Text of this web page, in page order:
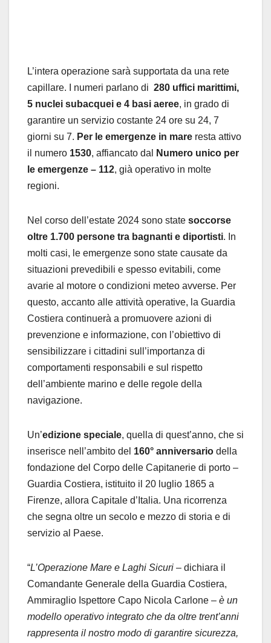
L’intera operazione sarà supportata da una rete
capillare. I numeri parlano di 280 uffici marittimi,
5 nuclei subacquei e 4 basi aeree, in grado di
garantire un servizio costante 24 ore su 24, 7
giorni su 7. Per le emergenze in mare resta attivo
il numero 1530, affiancato dal
Numero unico per
le emergenze – 112, già operativo in molte
regioni.
Nel corso dell’estate 2024 sono state soccorse
oltre 1.700 persone tra bagnanti e diportisti. In
molti casi, le emergenze sono state causate da
situazioni prevedibili e spesso evitabili, come
avarie al motore o condizioni meteo avverse. Per
questo, accanto alle attività operative, la Guardia
Costiera continuerà a promuovere azioni di
prevenzione e informazione, con l’obiettivo di
sensibilizzare i cittadini sull’importanza di
comportamenti responsabili e sul rispetto
dell’ambiente marino e delle regole della
navigazione.
Un’edizione speciale, quella di quest’anno, che si
inserisce nell’ambito del 160° anniversario della
fondazione del Corpo delle Capitanerie di porto –
Guardia Costiera, istituito il 20 luglio 1865 a
Firenze, allora Capitale d’Italia. Una ricorrenza
che segna oltre un secolo e mezzo di storia e di
servizio al Paese.
“L’Operazione Mare e Laghi Sicuri – dichiara il
Comandante Generale della Guardia Costiera,
Ammiraglio Ispettore Capo Nicola Carlone – è un
modello operativo integrato che da oltre trent’anni
rappresenta il nostro modo di garantire sicurezza,